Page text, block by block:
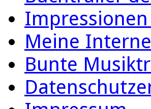
Impressionen
Meine
Bunte